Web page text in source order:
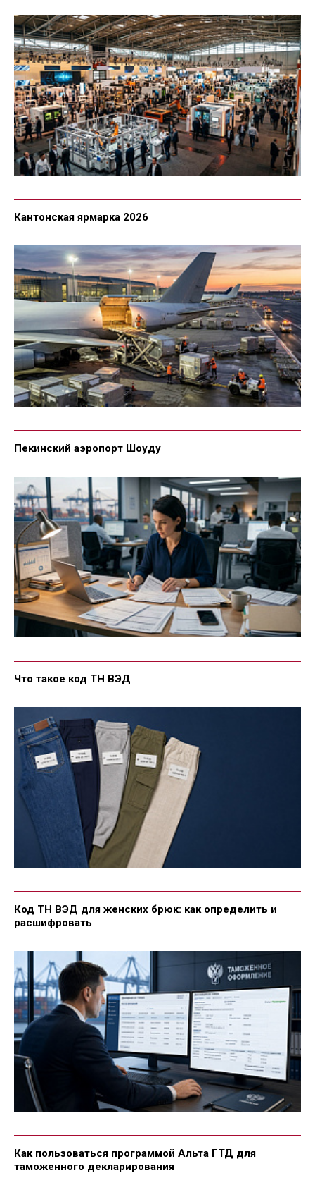
Кантонская ярмарка 2026
Пекинский аэропорт Шоуду
Что такое код ТН ВЭД
Код ТН ВЭД для женских брюк: как определить и
расшифровать
Как пользоваться программой Альта ГТД для
таможенного декларирования